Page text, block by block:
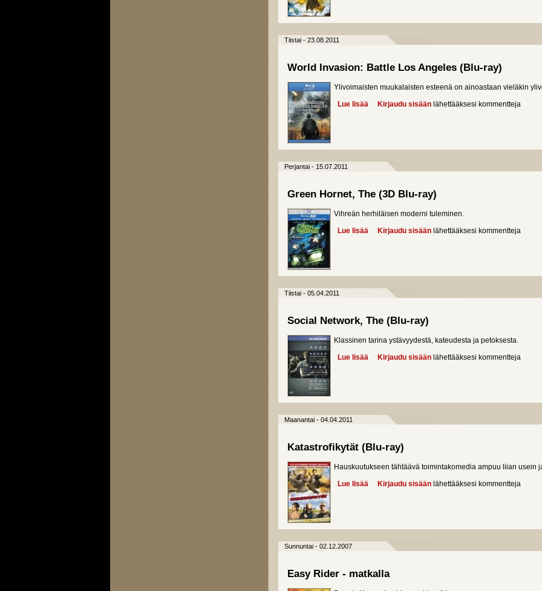
Tiistai - 23.08.2011
World Invasion: Battle Los Angeles (Blu-ray)
Ylivoimaisten muukalaisten esteenä on ainoastaan vieläkin
Lue lisää about World Invasion: Battle Los Angeles (Blu-ray)
Kirjaudu sisään lähettääksesi kommentteja
Perjantai - 15.07.2011
Green Hornet, The (3D Blu-ray)
Vihreän herhiläisen moderni tuleminen.
Lue lisää about Green Hornet, The (3D Blu-ray)
Kirjaudu sisään lähettääksesi kommentteja
Tiistai - 05.04.2011
Social Network, The (Blu-ray)
Klassinen tarina ystävyydestä, kateudesta ja petoksesta.
Lue lisää about Social Network, The (Blu-ray)
Kirjaudu sisään lähettääksesi kommentteja
Maanantai - 04.04.2011
Katastrofikytät (Blu-ray)
Hauskuutukseen tähtäävä toimintakomedia ampuu liian usein
Lue lisää about Katastrofikytät (Blu-ray)
Kirjaudu sisään lähettääksesi kommentteja
Sunnuntai - 02.12.2007
Easy Rider - matkalla